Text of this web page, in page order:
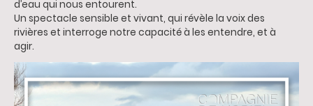
d’eau qui nous entourent.
Un spectacle sensible et vivant, qui révèle la voix des
rivières et interroge notre capacité à les entendre, et à
agir.